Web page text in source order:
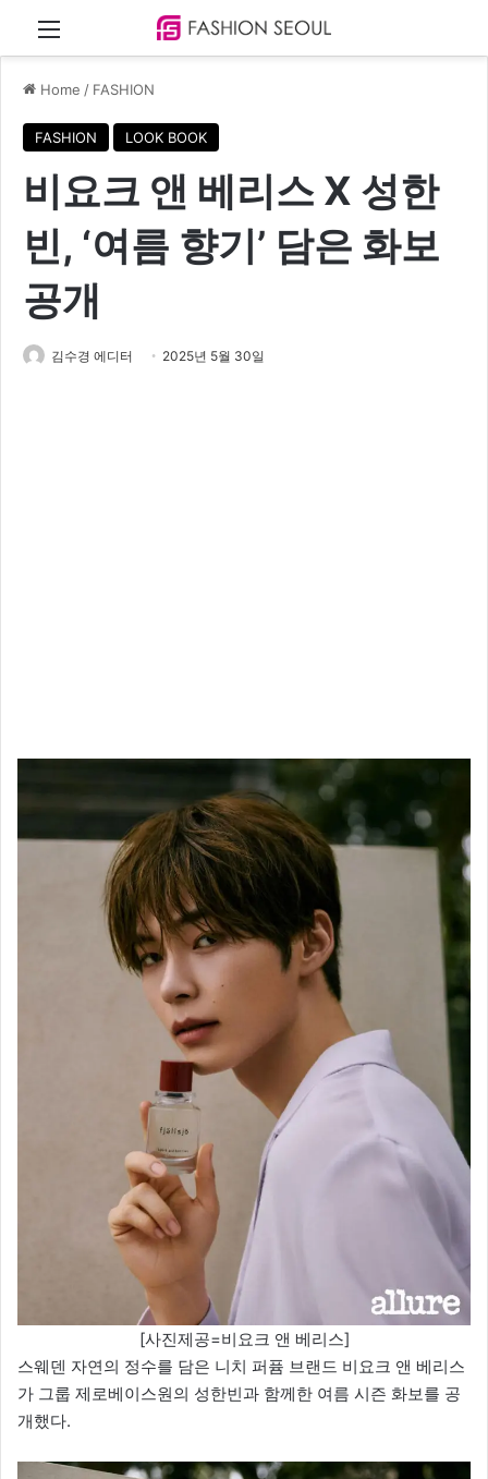
Menu
Home / FASHION
FASHION LOOK BOOK
비요크 앤 베리스 X 성한
빈, ‘여름 향기’ 담은 화보
공개
김수경 에디터 2025년 5월 30일
[사진제공=비요크 앤 베리스]
스웨덴 자연의 정수를 담은 니치 퍼퓸 브랜드 비요크 앤 베리스
가 그룹 제로베이스원의 성한빈과 함께한 여름 시즌 화보를 공
개했다.